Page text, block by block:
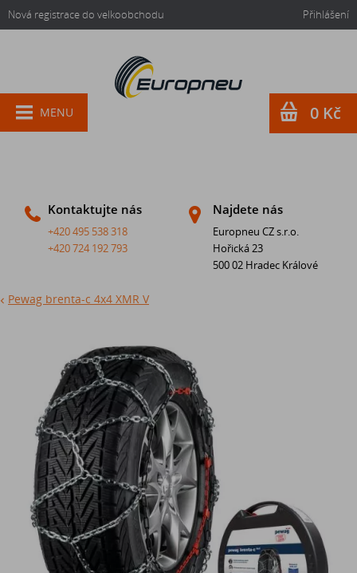
Nová registrace do velkoobchodu Přihlášení
Kontaktujte nás
+420 495 538 318
+420 724 192 793
Najdete nás
Europneu CZ s.r.o.
Hořická 23
500 02 Hradec Králové
MENU 0 Kč
Pewag brenta-c 4x4 XMR V